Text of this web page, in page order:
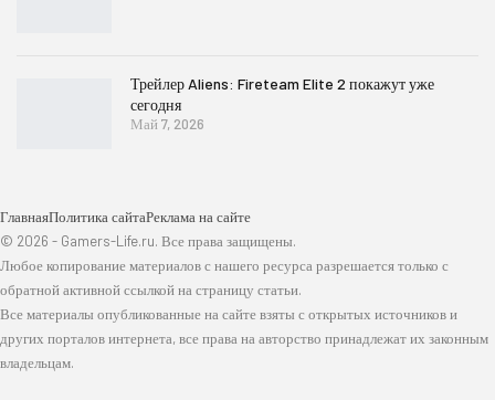
Трейлер Aliens: Fireteam Elite 2 покажут уже
сегодня
Май 7, 2026
ГлавнаяПолитика сайтаРеклама на сайте
© 2026 - Gamers-Life.ru. Все права защищены.
Любое копирование материалов с нашего ресурса разрешается только с
обратной активной ссылкой на страницу статьи.
Все материалы опубликованные на сайте взяты с открытых источников и
других порталов интернета, все права на авторство принадлежат их законным
владельцам.